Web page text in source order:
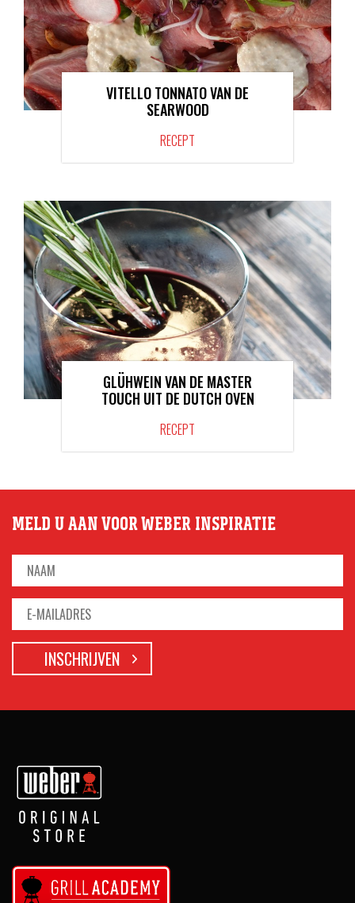
VITELLO TONNATO VAN DE
SEARWOOD
RECEPT
GLÜHWEIN VAN DE MASTER
TOUCH UIT DE DUTCH OVEN
RECEPT
MELD U AAN VOOR WEBER INSPIRATIE